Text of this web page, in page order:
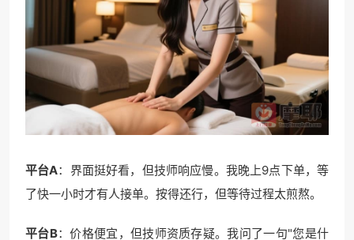
平台A：界面挺好看，但技师响应慢。我晚上9点下单，等
了快一小时才有人接单。按得还行，但等待过程太煎熬。
平台B：价格便宜，但技师资质存疑。我问了一句"您是什